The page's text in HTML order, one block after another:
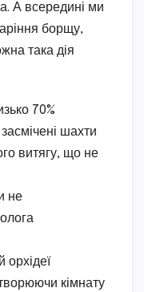
А всередині ми
борщу,
така дія
70%
шахти
витягу, що не
не
орхідеї
кімнату